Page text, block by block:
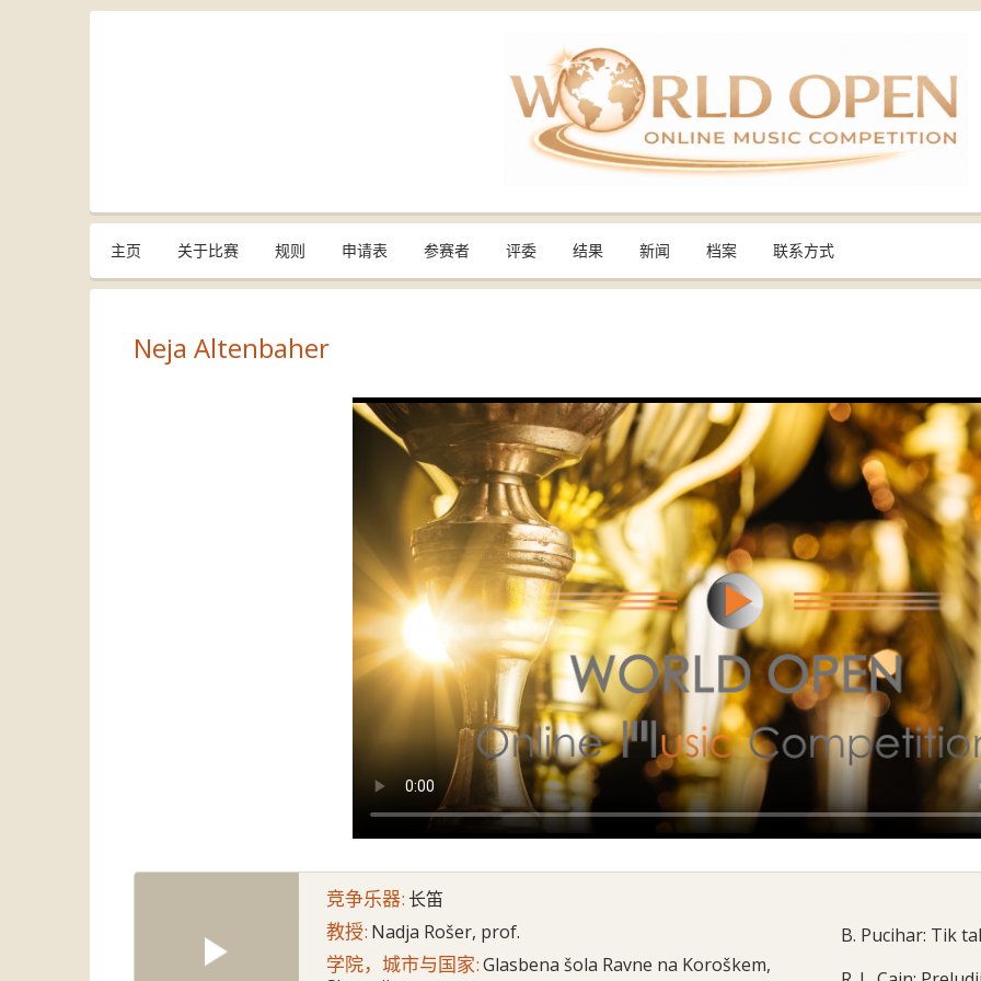
主页 关于比赛 规则 申请表 参赛者 评委 结果 新闻 档案 联系方式
Neja Altenbaher
竞争乐器: 长笛
教授: Nadja Rošer, prof.
学院，城市与国家:Glasbena šola Ravne na Koroškem,
B. Pucihar: Tik